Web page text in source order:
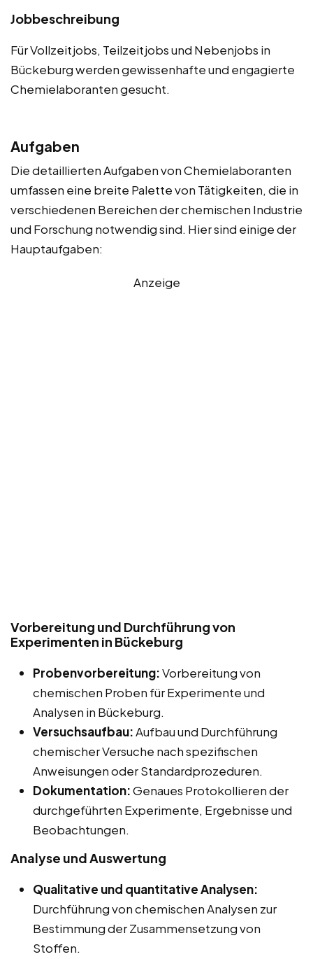
Jobbeschreibung
Für Vollzeitjobs, Teilzeitjobs und Nebenjobs in
Bückeburg werden gewissenhafte und engagierte
Chemielaboranten gesucht.
Aufgaben
Die detaillierten Aufgaben von Chemielaboranten
umfassen eine breite Palette von Tätigkeiten, die in
verschiedenen Bereichen der chemischen Industrie
und Forschung notwendig sind. Hier sind einige der
Hauptaufgaben:
Anzeige
Vorbereitung und Durchführung von
Experimenten in Bückeburg
Probenvorbereitung:Vorbereitung von
chemischen Proben für Experimente und
Analysen in Bückeburg.
Versuchsaufbau:Aufbau und Durchführung
chemischer Versuche nach spezifischen
Anweisungen oder Standardprozeduren.
Dokumentation:Genaues Protokollieren der
durchgeführten Experimente, Ergebnisse und
Beobachtungen.
Analyse und Auswertung
Qualitative und quantitative Analysen:
Durchführung von chemischen Analysen zur
Bestimmung der Zusammensetzung von
Stoffen.